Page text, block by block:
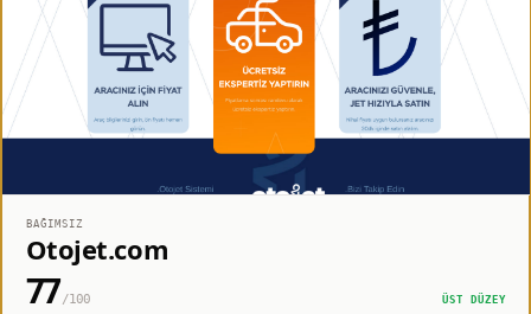
BAĞIMSIZ
Otojet.com
77/100
ÜST DÜZEY